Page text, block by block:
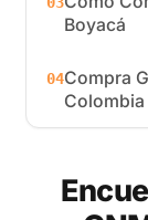
Boyacá
04Compra
Colombia